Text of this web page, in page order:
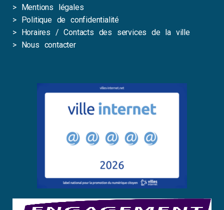
> Mentions légales
> Politique de confidentialité
> Horaires / Contacts des services de la ville
> Nous contacter